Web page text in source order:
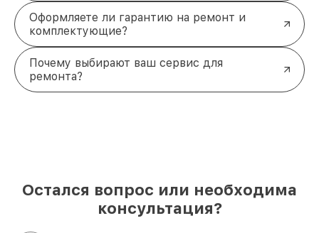
Оформляете ли гарантию на ремонт и
комплектующие?
Почему выбирают ваш сервис для
ремонта?
Остался вопрос или необходима
консультация?